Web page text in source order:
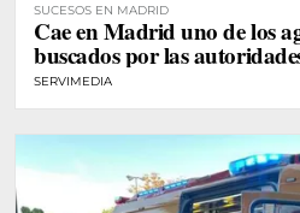
SUCESOS EN MADRID
Cae en Madrid uno de los
buscados por las
SERVIMEDIA